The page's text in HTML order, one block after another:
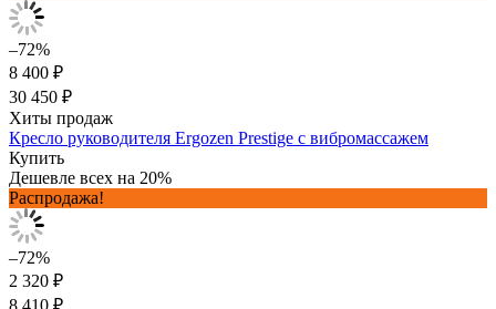
–72%
8 400 ₽
30 450 ₽
Хиты продаж
Кресло руководителя Ergozen Prestige с вибромассажем
Купить
Дешевле всех на 20%
Распродажа!
–72%
2 320 ₽
8 410 ₽